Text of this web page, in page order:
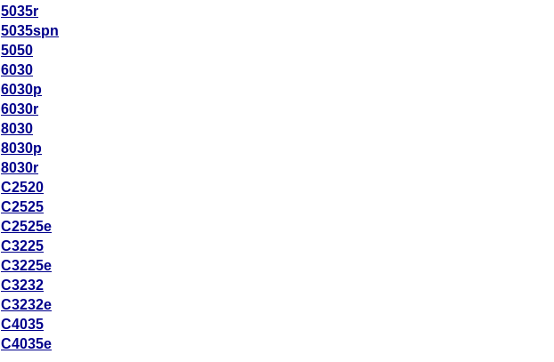
5035r
5035spn
5050
6030
6030p
6030r
8030
8030p
8030r
C2520
C2525
C2525e
C3225
C3225e
C3232
C3232e
C4035
C4035e